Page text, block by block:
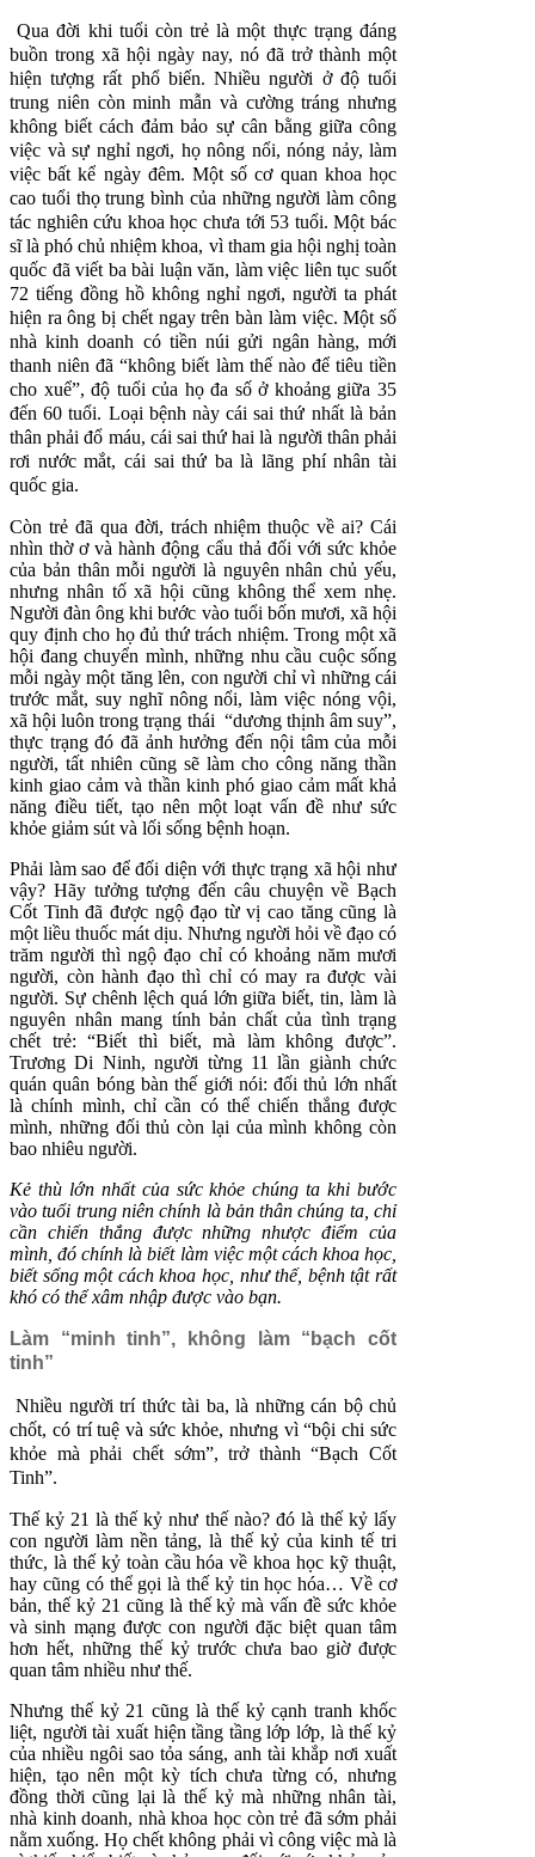
Qua đời khi tuổi còn trẻ là một thực trạng đáng
buồn trong xã hội ngày nay, nó đã trở thành một
hiện tượng rất phổ biến. Nhiều người ở độ tuổi
trung niên còn minh mẫn và cường tráng nhưng
không biết cách đảm bảo sự cân bằng giữa công
việc và sự nghỉ ngơi, họ nông nổi, nóng nảy, làm
việc bất kể ngày đêm. Một số cơ quan khoa học
cao tuổi thọ trung bình của những người làm công
tác nghiên cứu khoa học chưa tới 53 tuổi. Một bác
sĩ là phó chủ nhiệmkhoa, vì tham gia hội nghị toàn
quốc đã viết ba bài luận văn, làm việc liên tục suốt
72 tiếng đồng hồ không nghỉ ngơi, người ta phát
hiện ra ông bị chết ngay trên bàn làm việc. Một số
nhà kinh doanh có tiền núi gửi ngân hàng, mới
thanh niên đã “không biết làm thế nào để tiêu tiền
cho xuể”, độ tuổi của họ đa số ở khoảng giữa 35
đến 60 tuổi. Loại bệnh này cái sai thứ nhất là bản
thân phải đổ máu, cái sai thứ hai là người thân phải
rơi nước mắt, cái sai thứ ba là lãng phí nhân tài
quốc gia.
Còn trẻ đã qua đời, trách nhiệm thuộc về ai? Cái
nhìn thờ ơ và hành động cẩu thả đối với sức khỏe
của bản thân mỗi người là nguyên nhân chủ yếu,
nhưng nhân tố xã hội cũng không thể xem nhẹ.
Người đàn ông khi bước vào tuổi bốn mươi, xã hội
quy định cho họ đủ thứ trách nhiệm. Trong một xã
hội đang chuyển mình, những nhu cầu cuộc sống
mỗi ngày một tăng lên, con người chỉ vì những cái
trước mắt, suy nghĩ nông nổi, làm việc nóng vội,
xã hội luôn trong trạng thái “dương thịnh âm suy”,
thực trạng đó đã ảnh hưởng đến nội tâm của mỗi
người, tất nhiên cũng sẽ làm cho công năng thần
kinh giao cảm và thần kinh phó giao cảm mất khả
năng điều tiết, tạo nên một loạt vấn đề như sức
khỏe giảm sút và lối sống bệnh hoạn.
Phải làm sao để đối diện với thực trạng xã hội như
vậy? Hãy tưởng tượng đến câu chuyện về Bạch
Cốt Tinh đã được ngộ đạo từ vị cao tăng cũng là
một liều thuốc mát dịu. Nhưng người hỏi về đạo có
trăm người thì ngộ đạo chỉ có khoảng năm mươi
người, còn hành đạo thì chỉ có may ra được vài
người. Sự chênh lệch quá lớn giữa biết, tin, làm là
nguyên nhân mang tính bản chất của tình trạng
chết trẻ: “Biết thì biết, mà làm không được”.
Trương Di Ninh, người từng 11 lần giành chức
quán quân bóng bàn thế giới nói: đối thủ lớn nhất
là chính mình, chỉ cần có thể chiến thắng được
mình, những đối thủ còn lại của mình không còn
bao nhiêu người.
Kẻ thù lớn nhất của sức khỏe chúng ta khi bước
vào tuổi trung niên chính là bản thân chúng ta, chỉ
cần chiến thắng được những nhược điểm của
mình, đó chính là biết làm việc một cách khoa học,
biết sống một cách khoa học, như thế, bệnh tật rất
khó có thể xâm nhập được vào bạn.
Làm “minh tinh”, không làm “bạch cốt
tinh”
Nhiều người trí thức tài ba, là những cán bộ chủ
chốt, có trí tuệ và sức khỏe, nhưng vì “bội chi sức
khỏe mà phải chết sớm”, trở thành “Bạch Cốt
Tinh”.
Thế kỷ 21 là thế kỷ như thế nào? đó là thế kỷ lấy
con người làm nền tảng, là thế kỷ của kinh tế tri
thức, là thế kỷ toàn cầu hóa về khoa học kỹ thuật,
hay cũng có thể gọi là thế kỷ tin học hóa… Về cơ
bản, thế kỷ 21 cũng là thế kỷ mà vấn đề sức khỏe
và sinh mạng được con người đặc biệt quan tâm
hơn hết, những thế kỷ trước chưa bao giờ được
quan tâm nhiều như thế.
Nhưng thế kỷ 21 cũng là thế kỷ cạnh tranh khốc
liệt, người tài xuất hiện tầng tầng lớp lớp, là thế kỷ
của nhiều ngôi sao tỏa sáng, anh tài khắp nơi xuất
hiện, tạo nên một kỳ tích chưa từng có, nhưng
đồng thời cũng lại là thế kỷ mà những nhân tài,
nhà kinh doanh, nhà khoa học còn trẻ đã sớm phải
nằm xuống. Họ chết không phải vì công việc mà là